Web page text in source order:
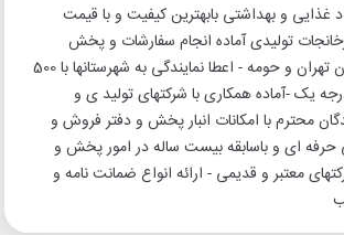
غذایی و بهداشتی بابهترین کیفیت و با قیمت
تولیدی آماده انجام سفارشات و پخش
مویرگی در سطح استان تهران و حومه - اعطا نمایندگی به شهرستانها با 500
یک -آماده همکاری با شرکتهای تولید ی و
محترم با امکانات انبار پخش و دفتر فروش و
حرفه ای و باسابقه بیست ساله در امور پخش و
معتبر و قدیمی - ارائه انواع ضمانت نامه و